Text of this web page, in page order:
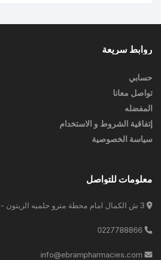
روابط سريعة
حسابي
تواصل معانا
المفضله
إتفاقية الشروط و الاستخدام
سياسة الخصوصية
معلومات للتواصل